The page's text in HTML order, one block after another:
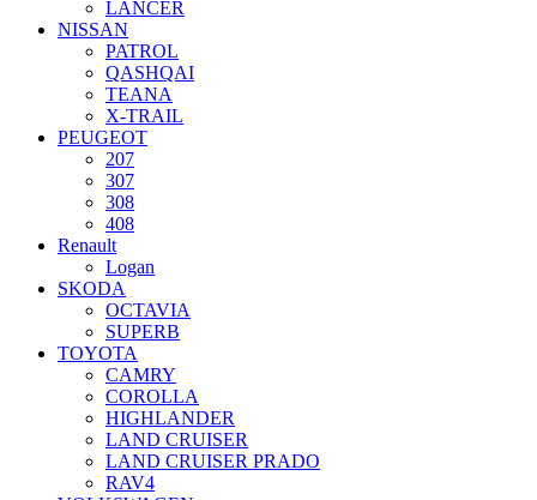
LANCER
NISSAN
PATROL
QASHQAI
TEANA
X-TRAIL
PEUGEOT
207
307
308
408
Renault
Logan
SKODA
OCTAVIA
SUPERB
TOYOTA
CAMRY
COROLLA
HIGHLANDER
LAND CRUISER
LAND CRUISER PRADO
RAV4